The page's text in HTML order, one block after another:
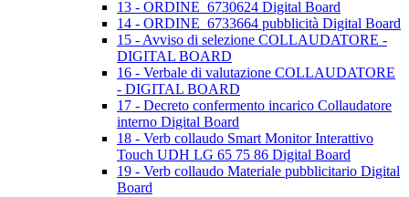
13 - ORDINE_6730624 Digital Board
14 - ORDINE_6733664 pubblicità Digital Board
15 - Avviso di selezione COLLAUDATORE -
DIGITAL BOARD
16 - Verbale di valutazione COLLAUDATORE
- DIGITAL BOARD
17 - Decreto confermento incarico Collaudatore
interno Digital Board
18 - Verb collaudo Smart Monitor Interattivo
Touch UDH LG 65 75 86 Digital Board
19 - Verb collaudo Materiale pubblicitario Digital
Board